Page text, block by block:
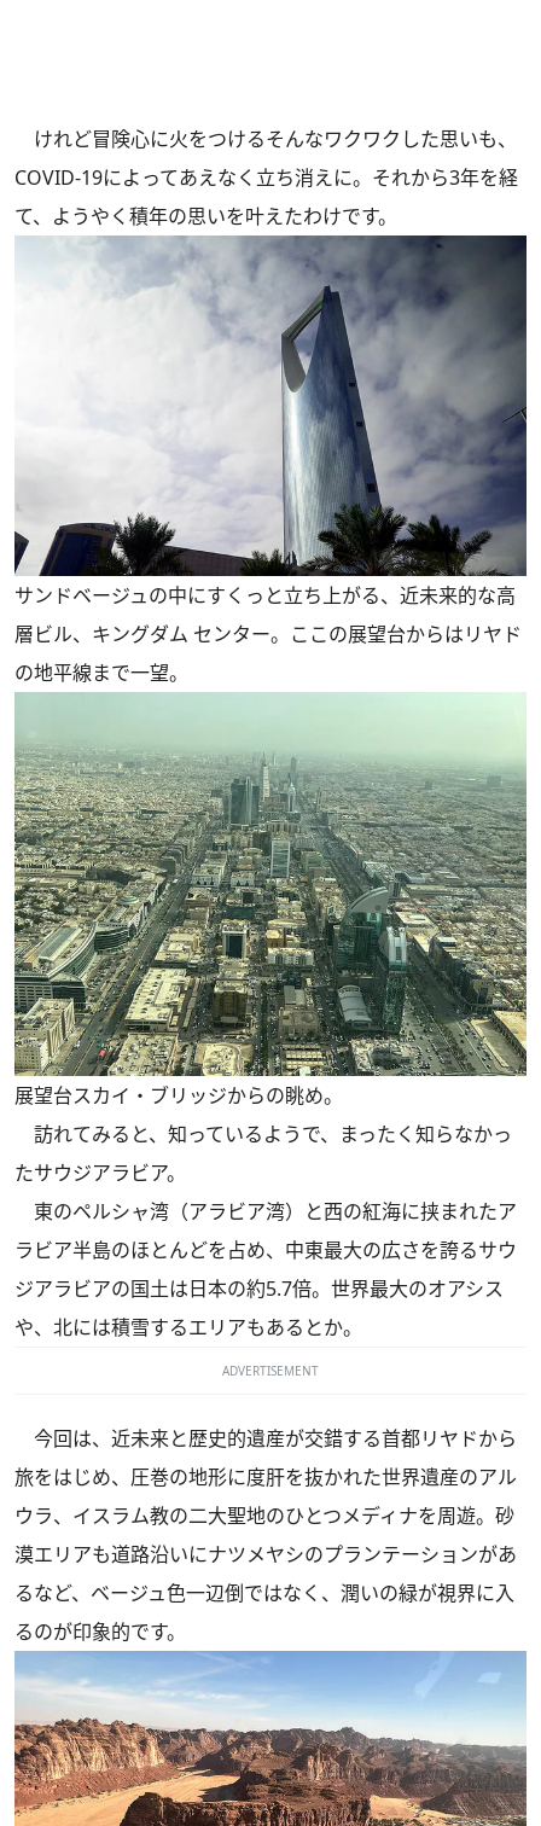
けれど冒険心に火をつけるそんなワクワクした思いも、
COVID-19によってあえなく立ち消えに。それから3年を経
て、ようやく積年の思いを叶えたわけです。
サンドベージュの中にすくっと立ち上がる、近未来的な高
層ビル、キングダム センター。ここの展望台からはリヤド
の地平線まで一望。
展望台スカイ・ブリッジからの眺め。
訪れてみると、知っているようで、まったく知らなかっ
たサウジアラビア。
東のペルシャ湾（アラビア湾）と西の紅海に挟まれたア
ラビア半島のほとんどを占め、中東最大の広さを誇るサウ
ジアラビアの国土は日本の約5.7倍。世界最大のオアシス
や、北には積雪するエリアもあるとか。
ADVERTISEMENT
今回は、近未来と歴史的遺産が交錯する首都リヤドから
旅をはじめ、圧巻の地形に度肝を抜かれた世界遺産のアル
ウラ、イスラム教の二大聖地のひとつメディナを周遊。砂
漠エリアも道路沿いにナツメヤシのプランテーションがあ
るなど、ベージュ色一辺倒ではなく、潤いの緑が視界に入
るのが印象的です。